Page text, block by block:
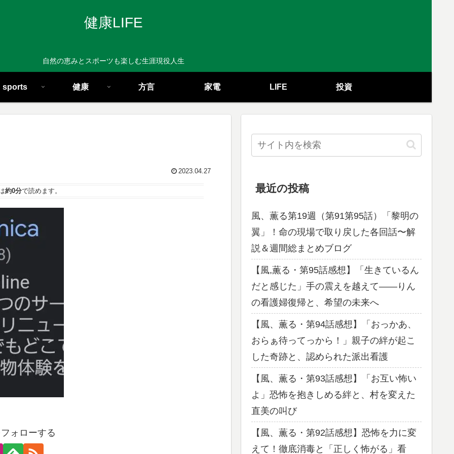
健康LIFE
自然の恵みとスポーツも楽しむ生涯現役人生
sports 健康 方言 家電 LIFE 投資
2023.04.27
約0分で読めます。
ォローする
最近の投稿
風、薫る第19週（第91第95話）「黎明の
翼」！命の現場で取り戻した各回話〜解
説＆週間総まとめブログ
【風,薫る・第95話感想】「生きているん
だと感じた」手の震えを越えて——りん
の看護婦復帰と、希望の未来へ
【風、薫る・第94話感想】「おっかあ、
おらぁ待ってっから！」親子の絆が起こ
した奇跡と、認められた派出看護
【風、薫る・第93話感想】「お互い怖い
よ」恐怖を抱きしめる絆と、村を変えた
直美の叫び
【風、薫る・第92話感想】恐怖を力に変
えて！徹底消毒と「正しく怖がる」看